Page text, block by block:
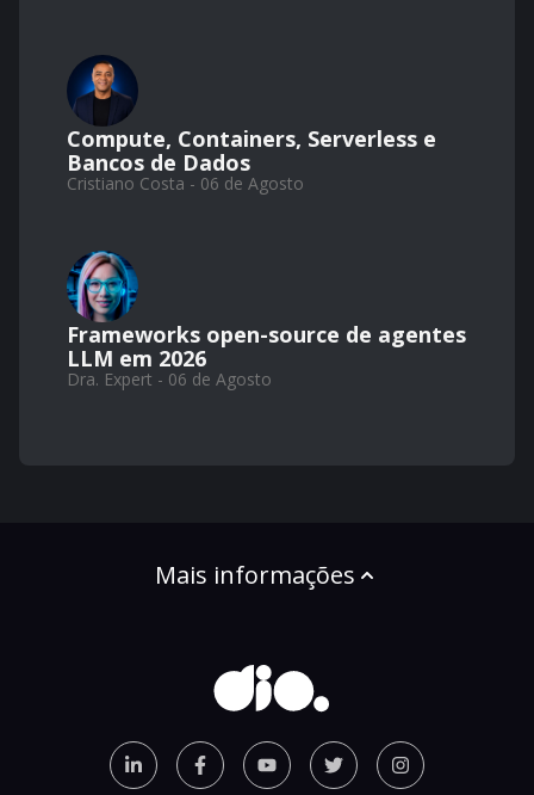
Compute, Containers, Serverless e
Bancos de Dados
Cristiano Costa - 06 de Agosto
Frameworks open-source de agentes
LLM em 2026
Dra. Expert - 06 de Agosto
Mais informações